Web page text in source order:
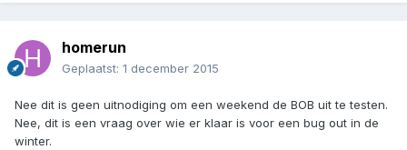
homerun
Geplaatst: 1 december 2015
Nee dit is geen uitnodiging om een weekend de BOB uit te testen.
Nee, dit is een vraag over wie er klaar is voor een bug out in de
winter.